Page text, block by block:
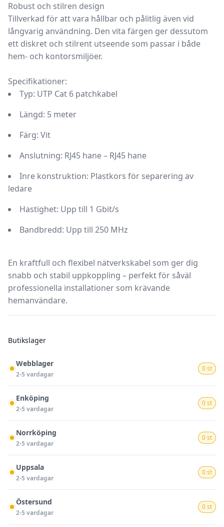
Robust och stilren design
Tillverkad för att vara hållbar och pålitlig även vid
långvarig användning. Den vita färgen ger dessutom
ett diskret och stilrent utseende som passar i både
hem- och kontorsmiljöer.
Specifikationer:
Typ: UTP Cat 6 patchkabel
Längd: 5 meter
Färg: Vit
Anslutning: RJ45 hane – RJ45 hane
Inre konstruktion: Plastkors för separering av
ledare
Hastighet: Upp till 1 Gbit/s
Bandbredd: Upp till 250 MHz
En kraftfull och flexibel nätverkskabel som ger dig
snabb och stabil uppkoppling – perfekt för såväl
professionella installationer som krävande
hemanvändare.
Butikslager
Webblager
2-5 vardagar
0 st
Enköping
2-5 vardagar
0 st
Norrköping
2-5 vardagar
0 st
Uppsala
2-5 vardagar
0 st
Östersund
2-5 vardagar
0 st